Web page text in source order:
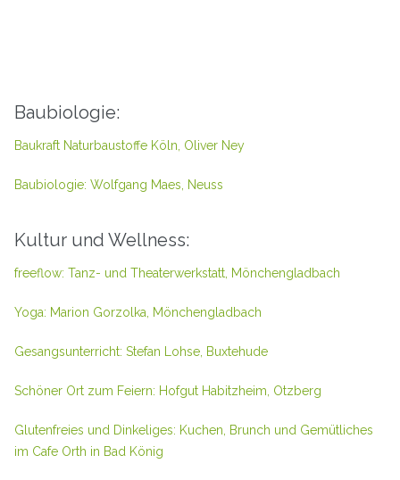
Baubiologie:
Baukraft Naturbaustoffe Köln, Oliver Ney
Baubiologie: Wolfgang Maes, Neuss
Kultur und Wellness:
freeflow: Tanz- und Theaterwerkstatt, Mönchengladbach
Yoga: Marion Gorzolka, Mönchengladbach
Gesangsunterricht: Stefan Lohse, Buxtehude
Schöner Ort zum Feiern: Hofgut Habitzheim, Otzberg
Glutenfreies und Dinkeliges: Kuchen, Brunch und Gemütliches
im Cafe Orth in Bad König